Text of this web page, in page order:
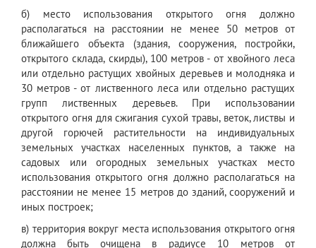
б) место использования открытого огня должно
располагаться на расстоянии не менее 50 метров от
ближайшего объекта (здания, сооружения, постройки,
открытого склада, скирды), 100 метров - от хвойного леса
или отдельно растущих хвойных деревьев и молодняка и
30 метров - от лиственного леса или отдельно растущих
групп лиственных деревьев. При использовании
открытого огня для сжигания сухой травы, веток, листвы и
другой горючей растительности на индивидуальных
земельных участках населенных пунктов, а также на
садовых или огородных земельных участках место
использования открытого огня должно располагаться на
расстоянии не менее 15 метров до зданий, сооружений и
иных построек;
в) территория вокруг места использования открытого огня
должна быть очищена в радиусе 10 метров от